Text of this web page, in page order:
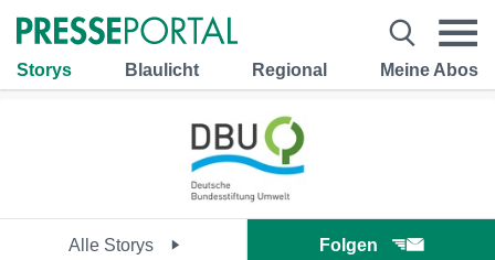
Storys Blaulicht Regional Meine Abos
Alle Storys Folgen